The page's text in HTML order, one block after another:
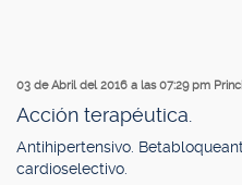
03 de Abril del 2016 a las 07:29 pm
Acción terapéutica.
Antihipertensivo.
cardioselectivo.